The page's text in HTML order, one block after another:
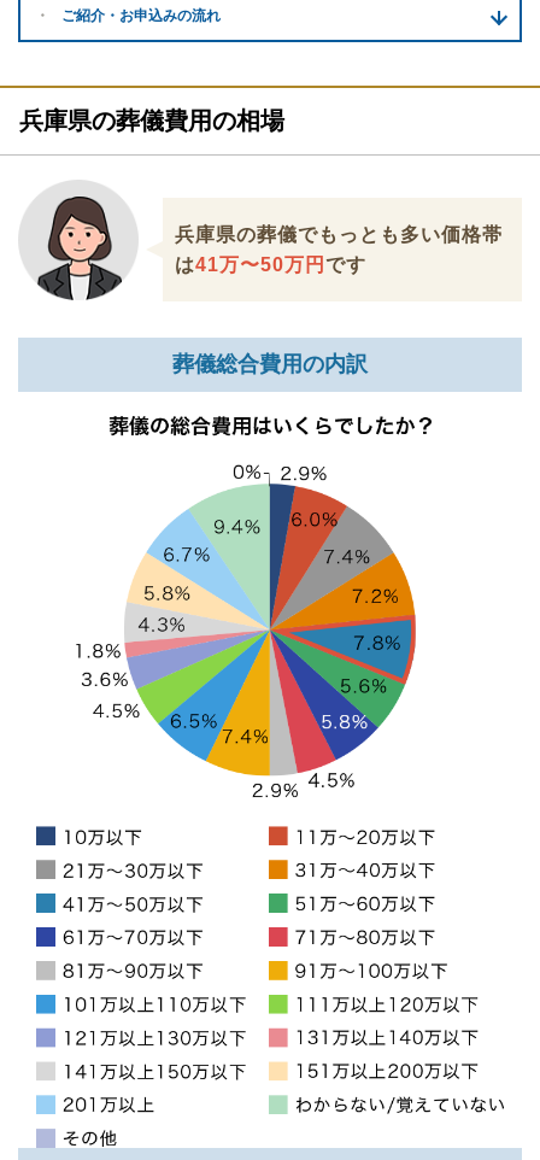
ご紹介・ お申込みの流れ
兵庫県の葬儀費用の相場
兵庫県の葬儀でもっとも多い価格帯
は41万〜50万円 です
葬儀総合費用の内訳